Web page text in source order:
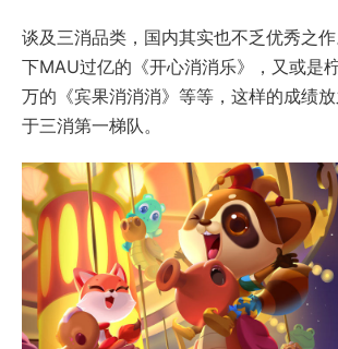
谈及三消品类，国内其实也不乏优秀之
下MAU过亿的《开心消消乐》，又或是
万的《宾果消消消》等等，这样的成绩
于三消第一梯队。